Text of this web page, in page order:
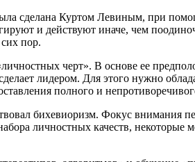
сделана Куртом Левиным, при
и действуют иначе, чем
пор.
черт». В основе ее
лидером. Для этого нужно
полного и
бихевиоризм. Фокус внимания
личностных качеств, некоторые